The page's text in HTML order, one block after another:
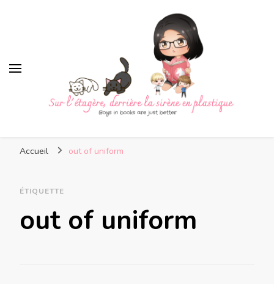
sirène en plastique
Accueil out of uniform
ÉTIQUETTE
out of uniform